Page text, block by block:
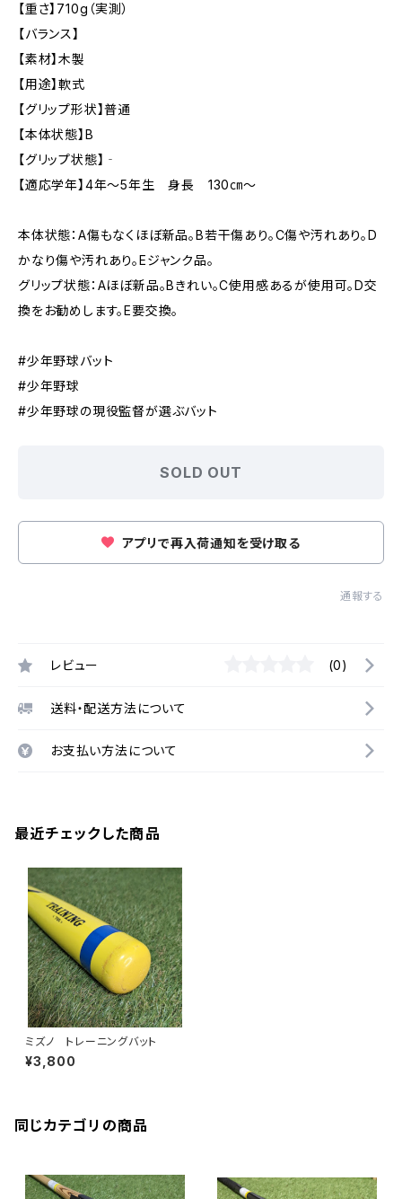
【重さ】710g（実測）
【バランス】
【素材】木製
【用途】軟式
【グリップ形状】普通
【本体状態】B
【グリップ状態】‐
【適応学年】4年～5年生 身長 130㎝～
本体状態：A傷もなくほぼ新品。B若干傷あり。C傷や汚れあり。D
かなり傷や汚れあり。Eジャンク品。
グリップ状態：Aほぼ新品。Bきれい。C使用感あるが使用可。D交
換をお勧めします。E要交換。
#少年野球バット
#少年野球
#少年野球の現役監督が選ぶバット
SOLD OUT
アプリで再入荷通知を受け取る
通報する
レビュー (0)
送料・配送方法について
お支払い方法について
最近チェックした商品
ミズノ トレーニングバット
¥3,800
同じカテゴリの商品